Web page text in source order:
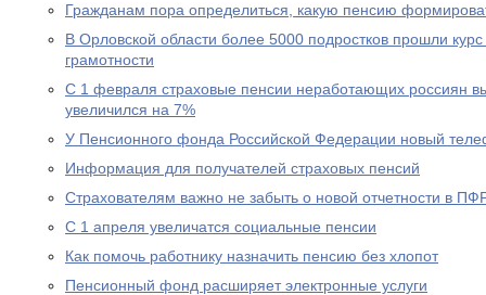
Гражданам пора определиться, какую пенсию
В Орловской области более 5000 подростков прошли
грамотности
С 1 февраля страховые пенсии неработающих россиян
увеличился на 7%
У Пенсионного фонда Российской Федерации новый
Информация для получателей страховых пенсий
Страхователям важно не забыть о новой отчетности в
С 1 апреля увеличатся социальные пенсии
Как помочь работнику назначить пенсию без хлопот
Пенсионный фонд расширяет электронные услуги